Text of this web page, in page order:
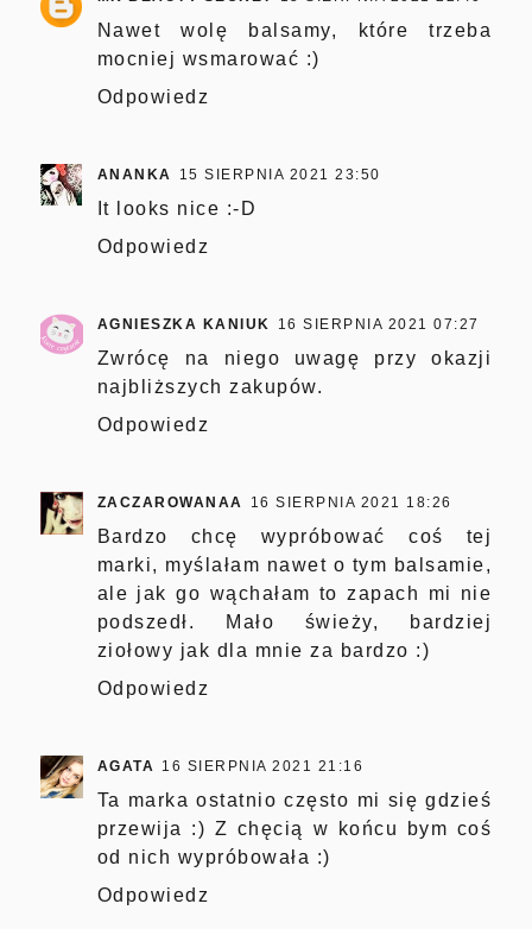
Nawet wolę balsamy, które trzeba
mocniej wsmarować :)
Odpowiedz
ANANKA 15 SIERPNIA 2021 23:50
It looks nice :-D
Odpowiedz
AGNIESZKA KANIUK 16 SIERPNIA 2021 07:27
Zwrócę na niego uwagę przy okazji
najbliższych zakupów.
Odpowiedz
ZACZAROWANAA 16 SIERPNIA 2021 18:26
Bardzo chcę wypróbować coś tej
marki, myślałam nawet o tym balsamie,
ale jak go wąchałam to zapach mi nie
podszedł. Mało świeży, bardziej
ziołowy jak dla mnie za bardzo :)
Odpowiedz
AGATA 16 SIERPNIA 2021 21:16
Ta marka ostatnio często mi się gdzieś
przewija :) Z chęcią w końcu bym coś
od nich wypróbowała :)
Odpowiedz